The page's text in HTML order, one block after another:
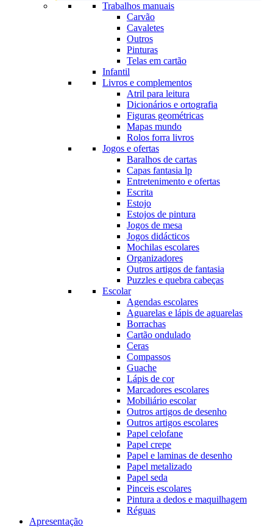
Trabalhos manuais
Carvão
Cavaletes
Outros
Pinturas
Telas em cartão
Infantil
Livros e complementos
Atril para leitura
Dicionários e ortografia
Figuras geométricas
Mapas mundo
Rolos forra livros
Jogos e ofertas
Baralhos de cartas
Capas fantasia lp
Entretenimento e ofertas
Escrita
Estojo
Estojos de pintura
Jogos de mesa
Jogos didácticos
Mochilas escolares
Organizadores
Outros artigos de fantasia
Puzzles e quebra cabeças
Escolar
Agendas escolares
Aguarelas e lápis de aguarelas
Borrachas
Cartão ondulado
Ceras
Compassos
Guache
Lápis de cor
Marcadores escolares
Mobiliário escolar
Outros artigos de desenho
Outros artigos escolares
Papel celofane
Papel crepe
Papel e laminas de desenho
Papel metalizado
Papel seda
Pinceis escolares
Pintura a dedos e maquilhagem
Réguas
Apresentação